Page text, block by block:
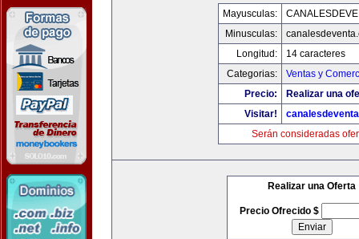
Mayusculas:
Minusculas:
Longitud:
14 caracteres
Categorias:
Ventas y
Precio:
Realizar una
Visitar!
Serán consideradas
Realizar una Oferta
Precio Ofrecido $